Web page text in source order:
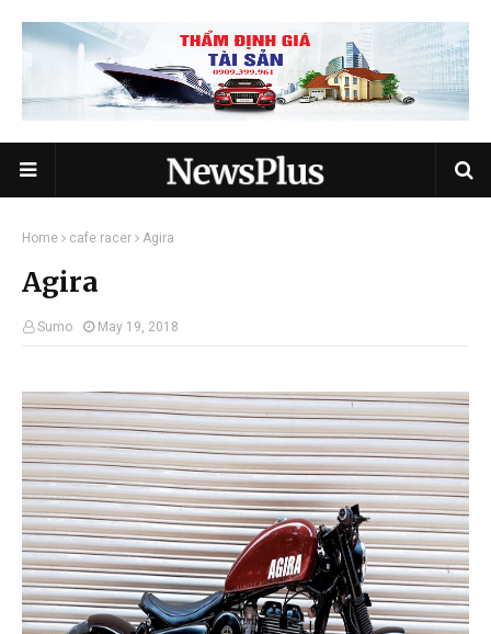
Home cafe racer Agira
Agira
Sumo May 19, 2018